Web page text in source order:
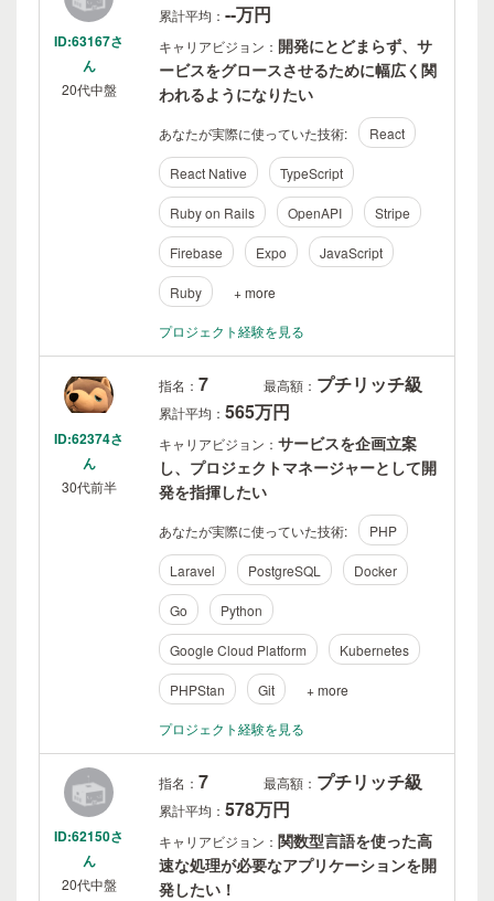
ID:63167さ
ん
20代中盤
累計平均： --万円
キャリアビジョン： 開発にとどまらず、サ
ービスをグロースさせるために幅広く関
われるようになりたい
あなたが実際に使っていた技術: React
React Native TypeScript
Ruby on Rails OpenAPI Stripe
Firebase Expo JavaScript
Ruby + more
プロジェクト経験を見る
ID:62374さ
ん
30代前半
指名： 7 最高額： プチリッチ級
累計平均： 565万円
キャリアビジョン： サービスを企画立案
し、プロジェクトマネージャーとして開
発を指揮したい
あなたが実際に使っていた技術: PHP
Laravel PostgreSQL Docker
Go Python
Google Cloud Platform Kubernetes
PHPStan Git + more
プロジェクト経験を見る
ID:62150さ
ん
20代中盤
指名： 7 最高額： プチリッチ級
累計平均： 578万円
キャリアビジョン： 関数型言語を使った高
速な処理が必要なアプリケーションを開
発したい！